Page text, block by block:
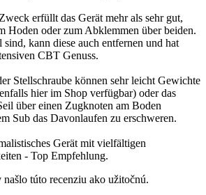
erfüllt das Gerät mehr als sehr gut,
Hoden oder zum Abklemmen über beiden.
kann diese auch entfernen und hat
CBT Genuss.
Stellschraube können sehr leicht Gewichte
hier im Shop verfügbar) oder das
über einen Zugknoten am Boden
Sub das Davonlaufen zu erschweren.
Gerät mit vielfältigen
- Top Empfehlung.
túto recenziu ako užitočnú.